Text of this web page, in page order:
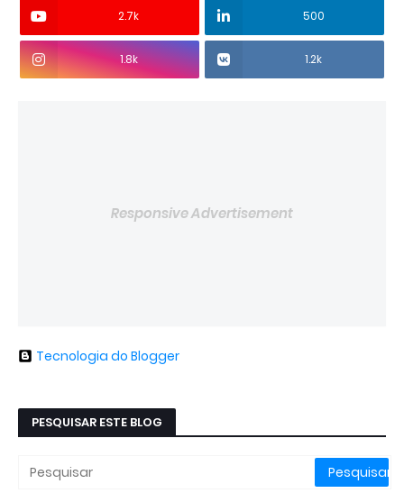
2.7k 500
1.8k 1.2k
Responsive Advertisement
Tecnologia do Blogger
PESQUISAR ESTE BLOG